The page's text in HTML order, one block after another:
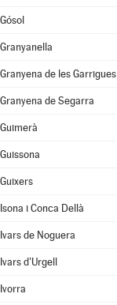
Gósol
Granyanella
Granyena de les Garrigues
Granyena de Segarra
Guimerà
Guissona
Guixers
Isona i Conca Dellà
Ivars de Noguera
Ivars d'Urgell
Ivorra